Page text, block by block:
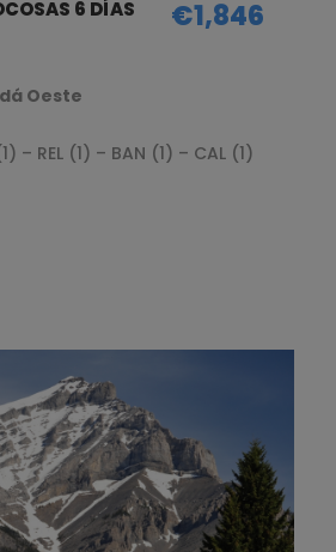
6 DÍAS
€1,846
Oeste
– REL (1) – BAN (1) – CAL (1)